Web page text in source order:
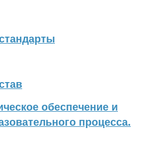
обеспечение и
процесса.